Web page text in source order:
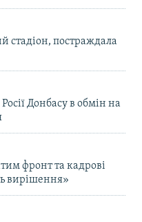
стадіон, постраждала
Донбасу в обмін на
фронт та кадрові
вирішення»